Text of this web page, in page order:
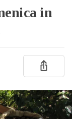
in